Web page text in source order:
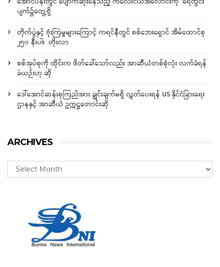
ပျက်၌တွေ့ရှိ
တိုက်ပွဲနှင့် ဗုံးကြဲမှုများကြောင့် ကရင်နီတွင် စစ်ဘေးရှောင် အိမ်ထောင်စု
၂၅၀ နီးပါး တိုးလာ
စစ်အုပ်စုကို ထိုင်းက ဖိတ်ခေါ်သော်လည်း အာဆီယံတစ်စုံလုံး လက်ခံရန်
ခဲယဉ်းဟု ဆို
ဒေါ်အောင်ဆန်းစုကြည်အား ချွင်းချက်မရှိ လွှတ်ပေးရန် US နိုင်ငံခြားရေး
ဌာနနှင့် အာဆီယံ ဥက္ကဋ္ဌတောင်းဆို
ARCHIVES